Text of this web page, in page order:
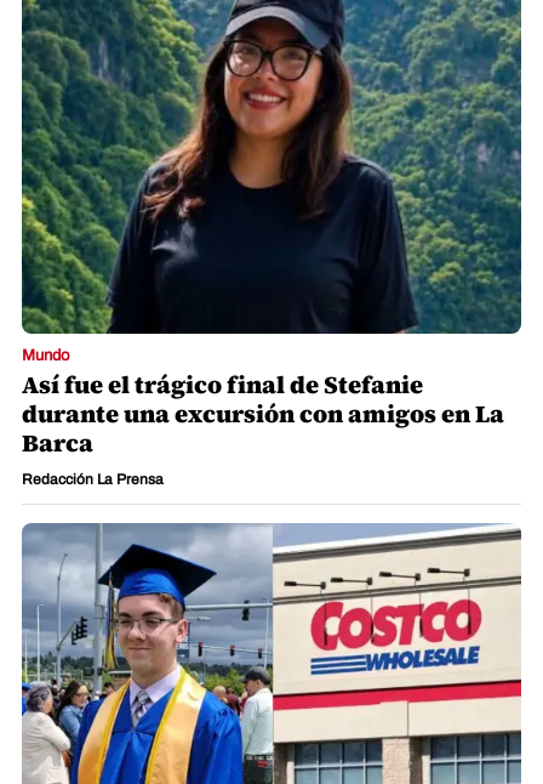
Mundo
Así fue el trágico final de Stefanie
durante una excursión con amigos en La
Barca
Redacción La Prensa